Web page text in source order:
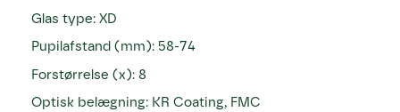
Glas type: XD
Pupilafstand (mm): 58-74
Forstørrelse (x): 8
Optisk belægning: KR Coating, FMC